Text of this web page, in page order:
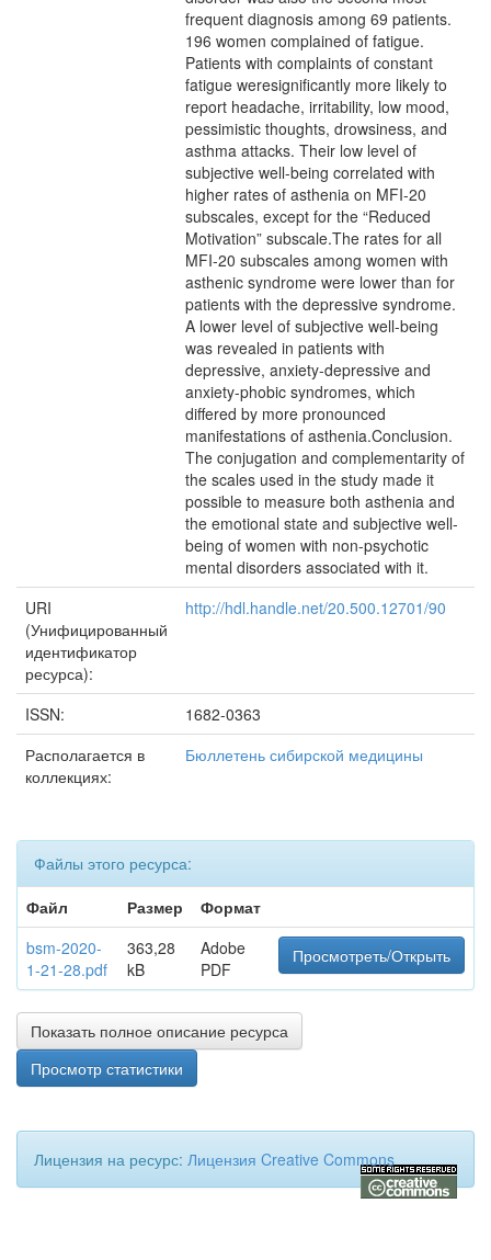
frequent diagnosis among 69 patients.
196 women complained of fatigue.
Patients with complaints of constant
fatigue weresignificantly more likely to
report headache, irritability, low mood,
pessimistic thoughts, drowsiness, and
asthma attacks. Their low level of
subjective well-being correlated with
higher rates of asthenia on MFI-20
subscales, except for the “Reduced
Motivation” subscale.The rates for all
MFI-20 subscales among women with
asthenic syndrome were lower than for
patients with the depressive syndrome.
A lower level of subjective well-being
was revealed in patients with
depressive, anxiety-depressive and
anxiety-phobic syndromes, which
differed by more pronounced
manifestations of asthenia.Conclusion.
The conjugation and complementarity of
the scales used in the study made it
possible to measure both asthenia and
the emotional state and subjective well-
being of women with non-psychotic
mental disorders associated with it.
URI
(Унифицированный
идентификатор
ресурса):
http://hdl.handle.net/20.500.12701/90
ISSN:
1682-0363
Располагается в
коллекциях:
Бюллетень сибирской медицины
Файлы этого ресурса:
Файл
Размер
Формат
bsm-2020-
1-21-28.pdf
363,28
kB
Adobe
PDF
Просмотреть/Открыть
Показать полное описание ресурса
Просмотр статистики
Лицензия на ресурс: Лицензия Creative Commons